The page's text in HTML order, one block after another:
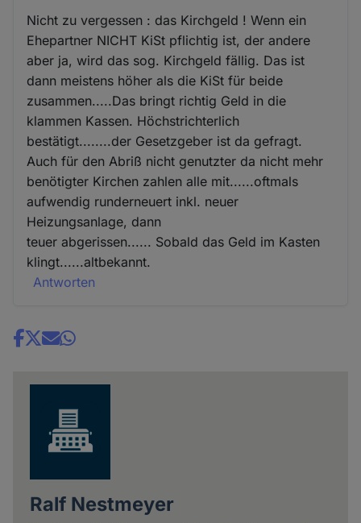
Nicht zu vergessen : das Kirchgeld ! Wenn ein
Ehepartner NICHT KiSt pflichtig ist, der andere
aber ja, wird das sog. Kirchgeld fällig. Das ist
dann meistens höher als die KiSt für beide
zusammen.....Das bringt richtig Geld in die
klammen Kassen. Höchstrichterlich
bestätigt........der Gesetzgeber ist da gefragt.
Auch für den Abriß nicht genutzter da nicht mehr
benötigter Kirchen zahlen alle mit......oftmals
aufwendig runderneuert inkl. neuer
Heizungsanlage, dann
teuer abgerissen...... Sobald das Geld im Kasten
klingt......altbekannt.
Antworten
Share
Ralf Nestmeyer